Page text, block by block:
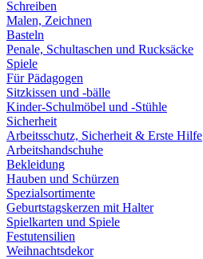
Schreiben
Malen, Zeichnen
Basteln
Penale, Schultaschen und Rucksäcke
Spiele
Für Pädagogen
Sitzkissen und -bälle
Kinder-Schulmöbel und -Stühle
Sicherheit
Arbeitsschutz, Sicherheit & Erste Hilfe
Arbeitshandschuhe
Bekleidung
Hauben und Schürzen
Spezialsortimente
Geburtstagskerzen mit Halter
Spielkarten und Spiele
Festutensilien
Weihnachtsdekor